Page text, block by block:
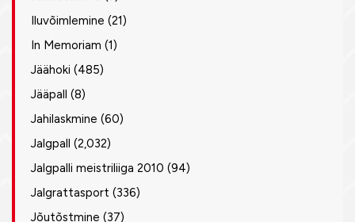
Iluvõimlemine (21)
In Memoriam (1)
Jäähoki (485)
Jääpall (8)
Jahilaskmine (60)
Jalgpall (2,032)
Jalgpalli meistriliiga 2010 (94)
Jalgrattasport (336)
Jõutõstmine (37)